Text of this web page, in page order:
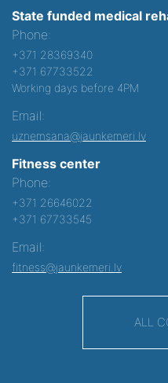
State funded medical
Phone:
+371 28369340
+371 67733522
Working days before 4PM
Email:
uznemsana@jaunkemeri.lv
Fitness center
Phone:
+371 26646022
+371 67733545
Email:
fitness@jaunkemeri.lv
ALL